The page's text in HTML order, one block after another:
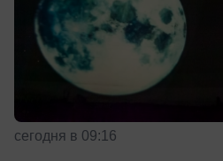
сегодня в 09:16